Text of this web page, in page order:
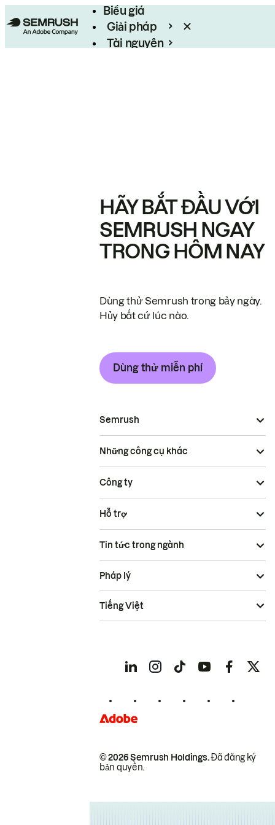
Biểu giá
Giải pháp
Tài nguyên
HÃY BẮT ĐẦU VỚI
SEMRUSH NGAY
TRONG HÔM NAY
Dùng thử Semrush trong bảy ngày.
Hủy bất cứ lúc nào.
Dùng thử miễn phí
Semrush
Những công cụ khác
Công ty
Hỗ trợ
Tin tức trong ngành
© 2026 Semrush Holdings.Đã đăng ký
bản quyền.
Pháp lý
Tiếng Việt